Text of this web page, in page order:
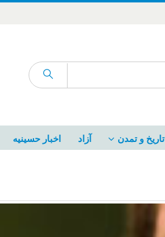
تاریخ و تمدن آزاد اخبار حسینیه